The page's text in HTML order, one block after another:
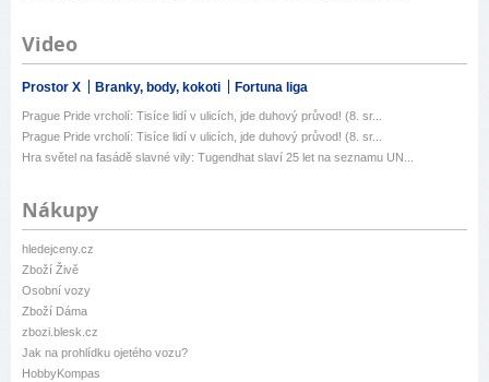
Video
Prostor X Branky, body, kokoti Fortuna liga
Prague Pride vrcholí: Tisíce lidí v ulicích, jde duhový průvod! (8. sr...
Prague Pride vrcholí: Tisíce lidí v ulicích, jde duhový průvod! (8. sr...
Hra světel na fasádě slavné vily: Tugendhat slaví 25 let na seznamu UN...
Nákupy
hledejceny.cz
Zboží Živě
Osobní vozy
Zboží Dáma
zbozi.blesk.cz
Jak na prohlídku ojetého vozu?
HobbyKompas